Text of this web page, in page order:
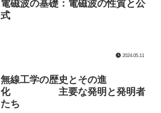
電磁波の基礎：電磁波の性質と公
式
2024.05.11
無線工学の歴史とその進
化 主要な発明と発明者
たち